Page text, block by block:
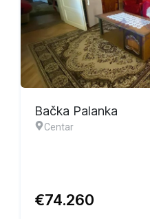
Ekskluzivna ponuda
Bačka Palanka
Centar
€74.260